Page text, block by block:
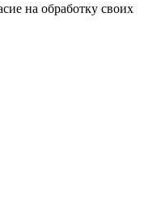
на обработку своих